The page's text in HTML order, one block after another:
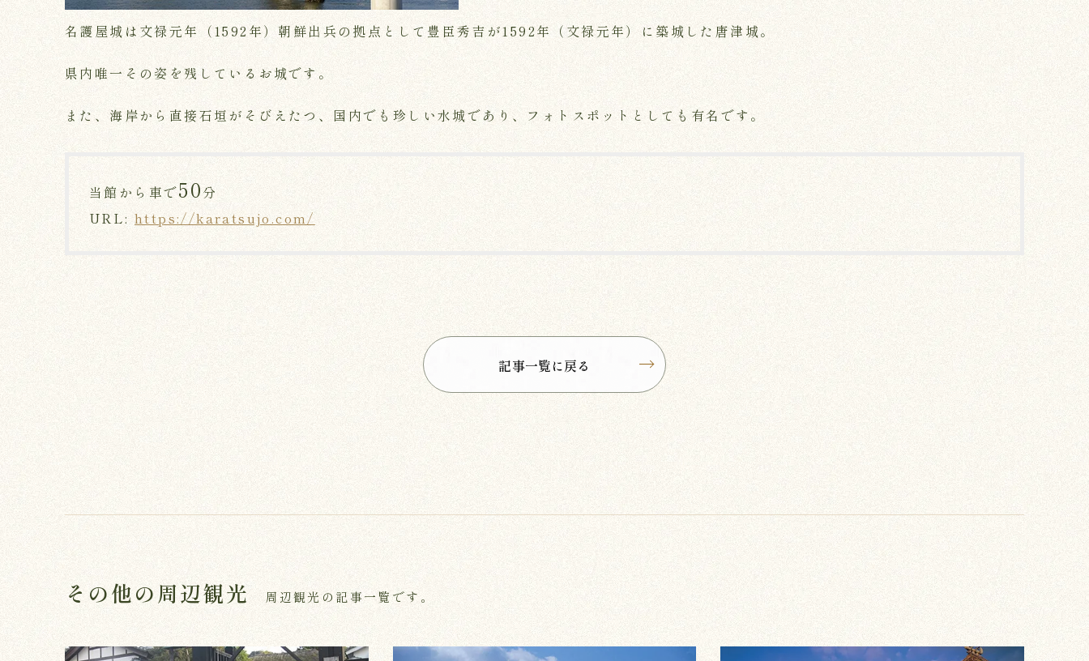
名護屋城は文禄元年（1592年）朝鮮出兵の拠点として豊臣秀吉が1592年（文禄元年）に築城した唐津城。
県内唯一その姿を残しているお城です。
また、海岸から直接石垣がそびえたつ、国内でも珍しい水城であり、フォトスポットとしても有名です。
当館から車で50分
URL: https://karatsujo.com/
記事一覧に戻る
その他の周辺観光 周辺観光の記事一覧です。